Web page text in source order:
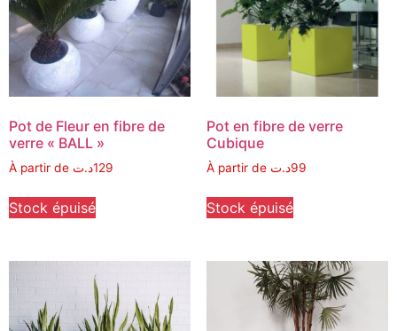
Pot de Fleur en fibre de
verre « BALL »
À partir de 129د.ت
Stock épuisé
Pot en fibre de verre
Cubique
À partir de 99د.ت
Stock épuisé